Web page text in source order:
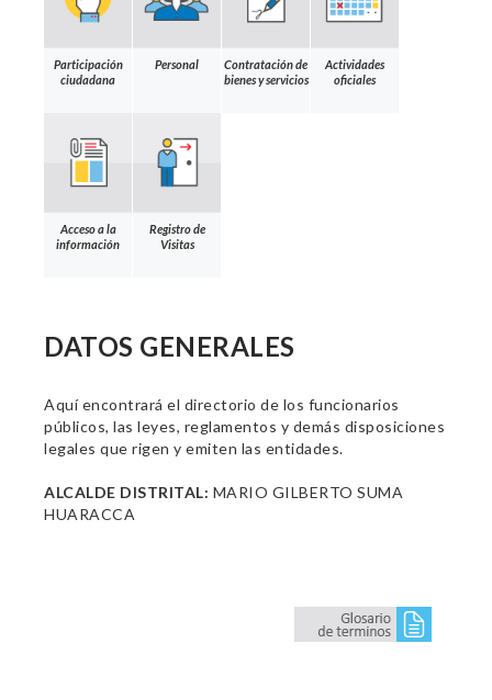
Participación
ciudadana
Personal
Contratación de
bienes y servicios
Actividades
oficiales
Acceso a la
información
Registro de
Visitas
DATOS GENERALES
Aquí encontrará el directorio de los funcionarios
públicos, las leyes, reglamentos y demás disposiciones
legales que rigen y emiten las entidades.
ALCALDE DISTRITAL: MARIO GILBERTO SUMA
HUARACCA